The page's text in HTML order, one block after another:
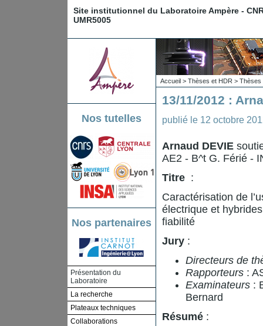
Site institutionnel du Laboratoire Ampère -
UMR5005
Nos tutelles
Nos partenaires
Présentation du
Laboratoire
La recherche
Plateaux techniques
Collaborations
Accueil > Thèses et HDR > Thèses
13/11/2012 :
publié le 12 octobre
Arnaud DEVIE
AE2 - B^t G. Férié -
Titre :
Caractérisation de
électrique et
fiabilité
Jury :
Directeurs de
Rapporteurs :
Examinateurs :
Bernard
Résumé :